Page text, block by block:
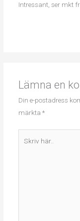
Intressant, ser mkt
Lämna en
Din e-postadress
märkta *